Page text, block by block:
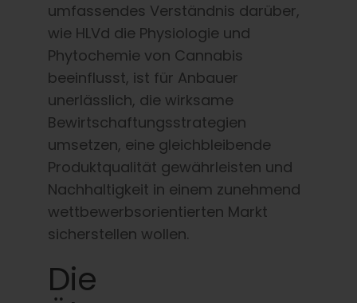
umfassendes Verständnis darüber,
wie HLVd die Physiologie und
Phytochemie von Cannabis
beeinflusst, ist für Anbauer
unerlässlich, die wirksame
Bewirtschaftungsstrategien
umsetzen, eine gleichbleibende
Produktqualität gewährleisten und
Nachhaltigkeit in einem zunehmend
wettbewerbsorientierten Markt
sicherstellen wollen.
Die